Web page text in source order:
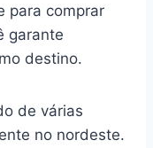
para comprar
garante
destino.
de várias
no nordeste.